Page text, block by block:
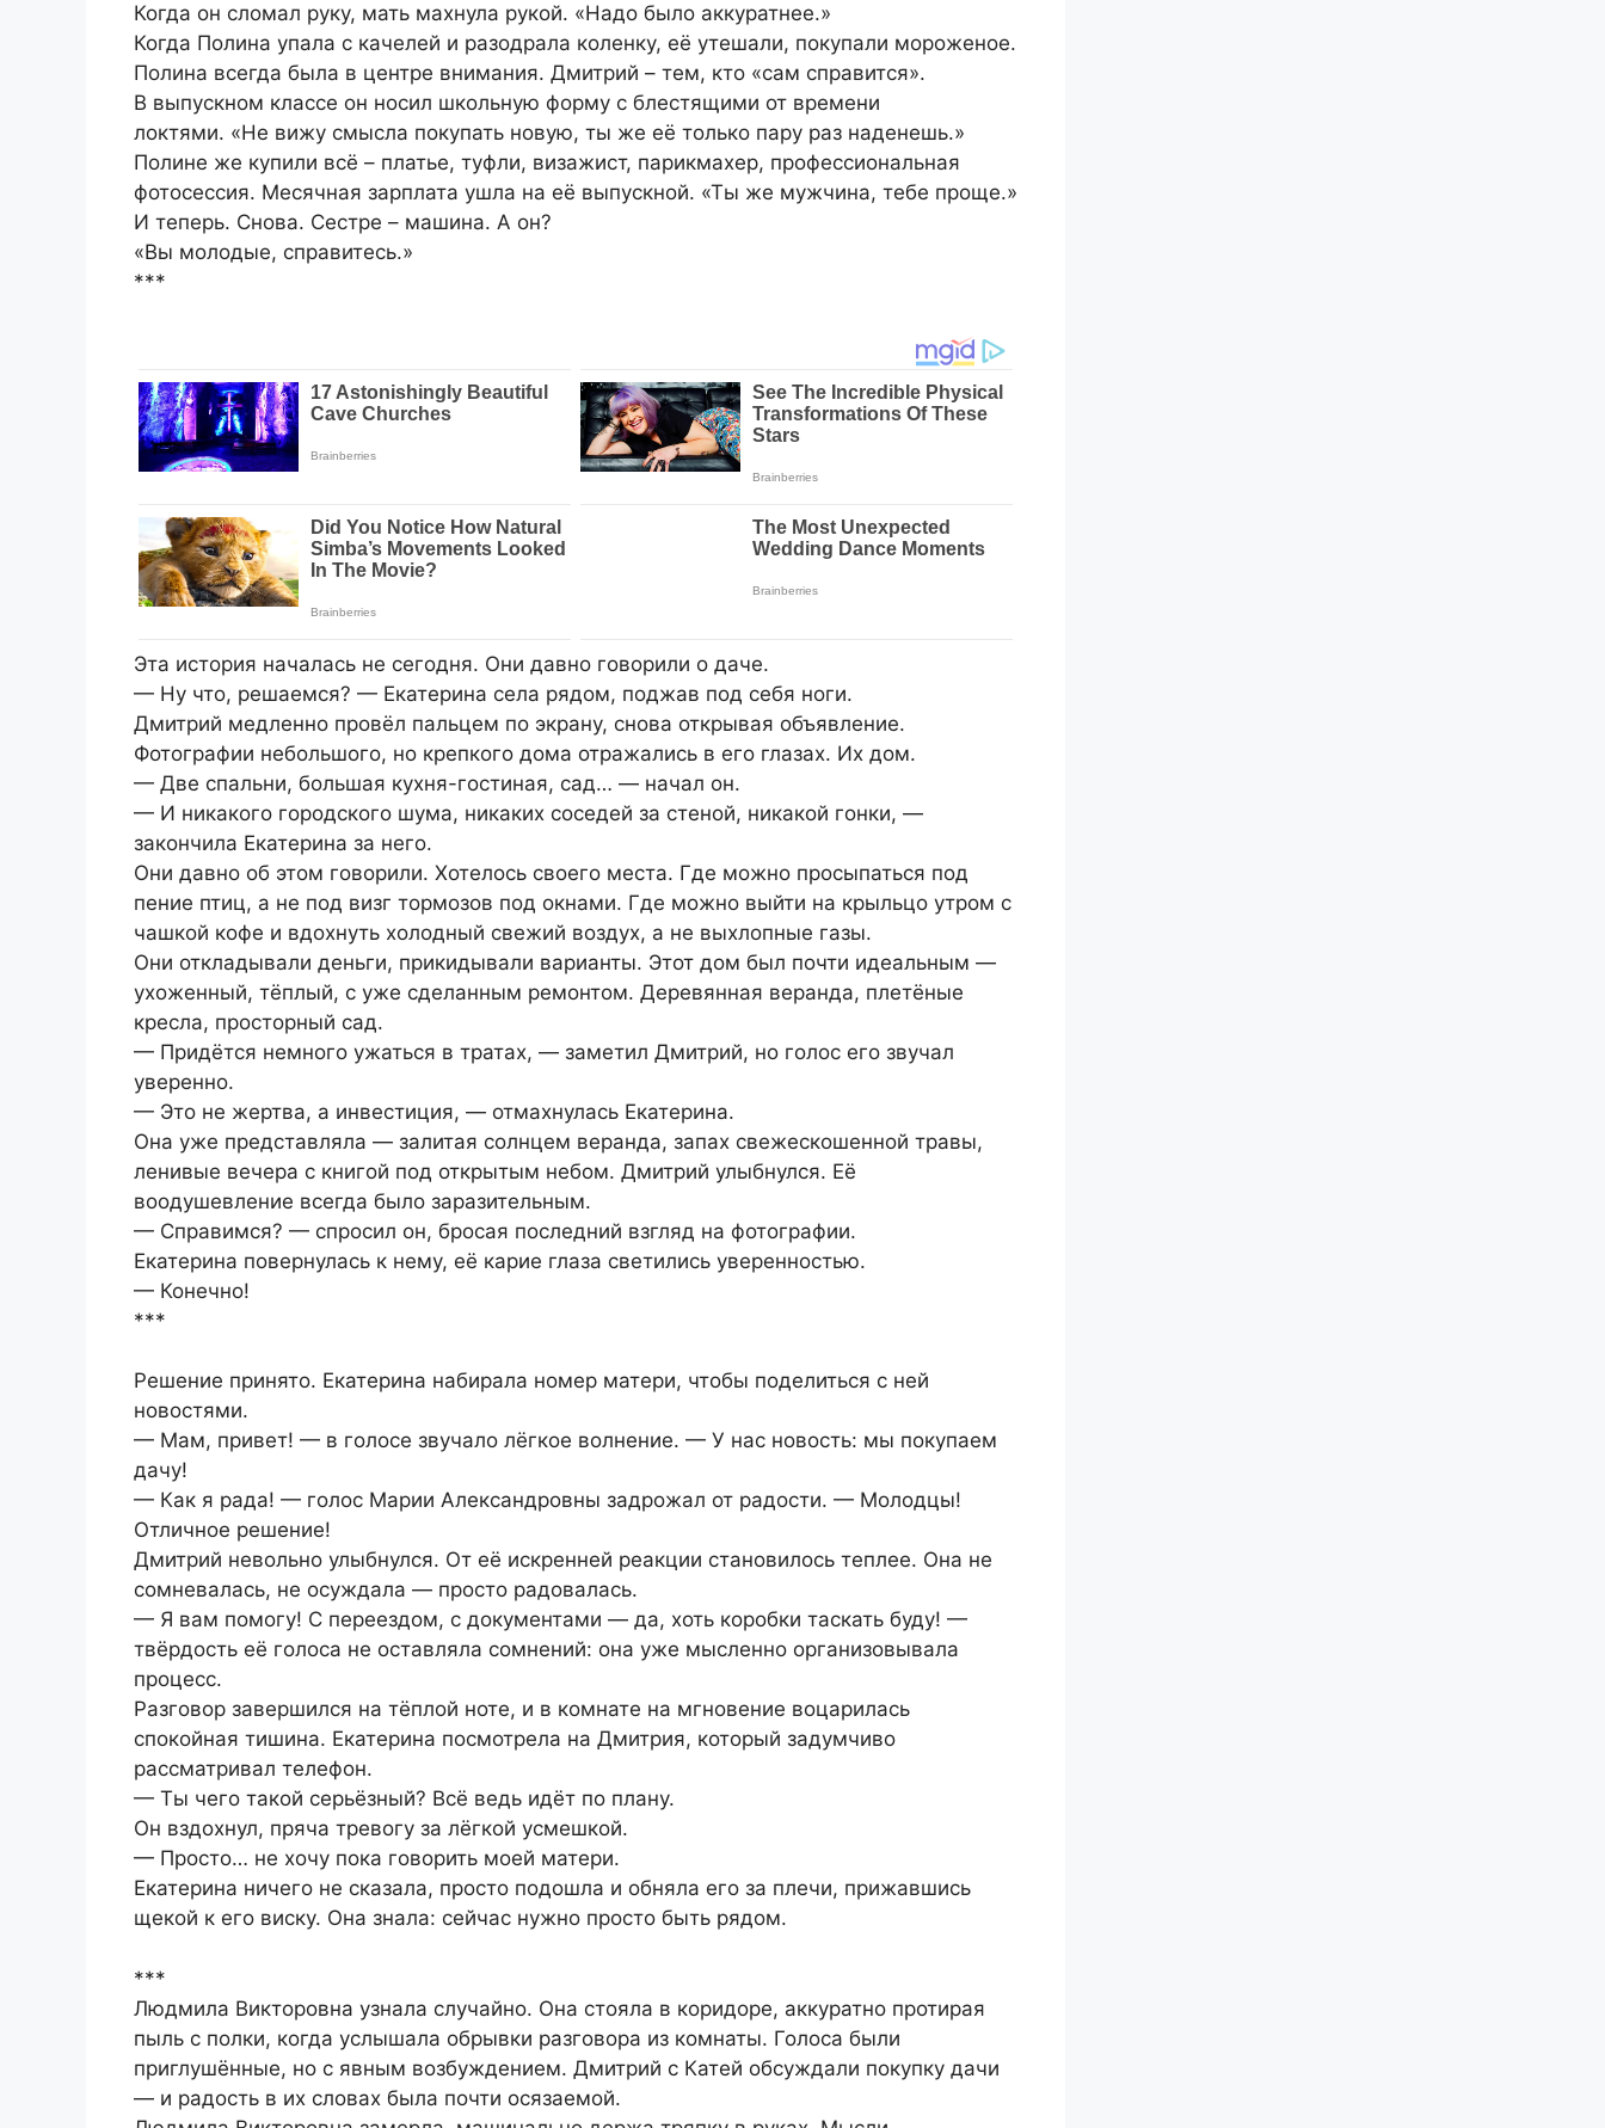
Когда он сломал руку, мать махнула рукой. «Надо было аккуратнее.»
Когда Полина упала с качелей и разодрала коленку, её утешали, покупали мороженое.
Полина всегда была в центре внимания. Дмитрий – тем, кто «сам справится».
В выпускном классе он носил школьную форму с блестящими от времени
локтями. «Не вижу смысла покупать новую, ты же её только пару раз наденешь.»
Полине же купили всё – платье, туфли, визажист, парикмахер, профессиональная
фотосессия. Месячная зарплата ушла на её выпускной. «Ты же мужчина, тебе проще.»
И теперь. Снова. Сестре – машина. А он?
«Вы молодые, справитесь.»
***
Эта история началась не сегодня. Они давно говорили о даче.
— Ну что, решаемся? — Екатерина села рядом, поджав под себя ноги.
Дмитрий медленно провёл пальцем по экрану, снова открывая объявление.
Фотографии небольшого, но крепкого дома отражались в его глазах. Их дом.
— Две спальни, большая кухня-гостиная, сад… — начал он.
— И никакого городского шума, никаких соседей за стеной, никакой гонки, —
закончила Екатерина за него.
Они давно об этом говорили. Хотелось своего места. Где можно просыпаться под
пение птиц, а не под визг тормозов под окнами. Где можно выйти на крыльцо утром с
чашкой кофе и вдохнуть холодный свежий воздух, а не выхлопные газы.
Они откладывали деньги, прикидывали варианты. Этот дом был почти идеальным —
ухоженный, тёплый, с уже сделанным ремонтом. Деревянная веранда, плетёные
кресла, просторный сад.
— Придётся немного ужаться в тратах, — заметил Дмитрий, но голос его звучал
уверенно.
— Это не жертва, а инвестиция, — отмахнулась Екатерина.
Она уже представляла — залитая солнцем веранда, запах свежескошенной травы,
ленивые вечера с книгой под открытым небом. Дмитрий улыбнулся. Её
воодушевление всегда было заразительным.
— Справимся? — спросил он, бросая последний взгляд на фотографии.
Екатерина повернулась к нему, её карие глаза светились уверенностью.
— Конечно!
***
Решение принято. Екатерина набирала номер матери, чтобы поделиться с ней
новостями.
— Мам, привет! — в голосе звучало лёгкое волнение. — У нас новость: мы покупаем
дачу!
— Как я рада! — голос Марии Александровны задрожал от радости. — Молодцы!
Отличное решение!
Дмитрий невольно улыбнулся. От её искренней реакции становилось теплее. Она не
сомневалась, не осуждала — просто радовалась.
— Я вам помогу! С переездом, с документами — да, хоть коробки таскать буду! —
твёрдость её голоса не оставляла сомнений: она уже мысленно организовывала
процесс.
Разговор завершился на тёплой ноте, и в комнате на мгновение воцарилась
спокойная тишина. Екатерина посмотрела на Дмитрия, который задумчиво
рассматривал телефон.
— Ты чего такой серьёзный? Всё ведь идёт по плану.
Он вздохнул, пряча тревогу за лёгкой усмешкой.
— Просто… не хочу пока говорить моей матери.
Екатерина ничего не сказала, просто подошла и обняла его за плечи, прижавшись
щекой к его виску. Она знала: сейчас нужно просто быть рядом.
***
Людмила Викторовна узнала случайно. Она стояла в коридоре, аккуратно протирая
пыль с полки, когда услышала обрывки разговора из комнаты. Голоса были
приглушённые, но с явным возбуждением. Дмитрий с Катей обсуждали покупку дачи
— и радость в их словах была почти осязаемой.